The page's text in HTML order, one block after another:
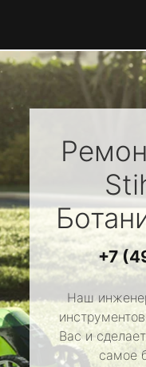
+7
Наш
Вас и
самое